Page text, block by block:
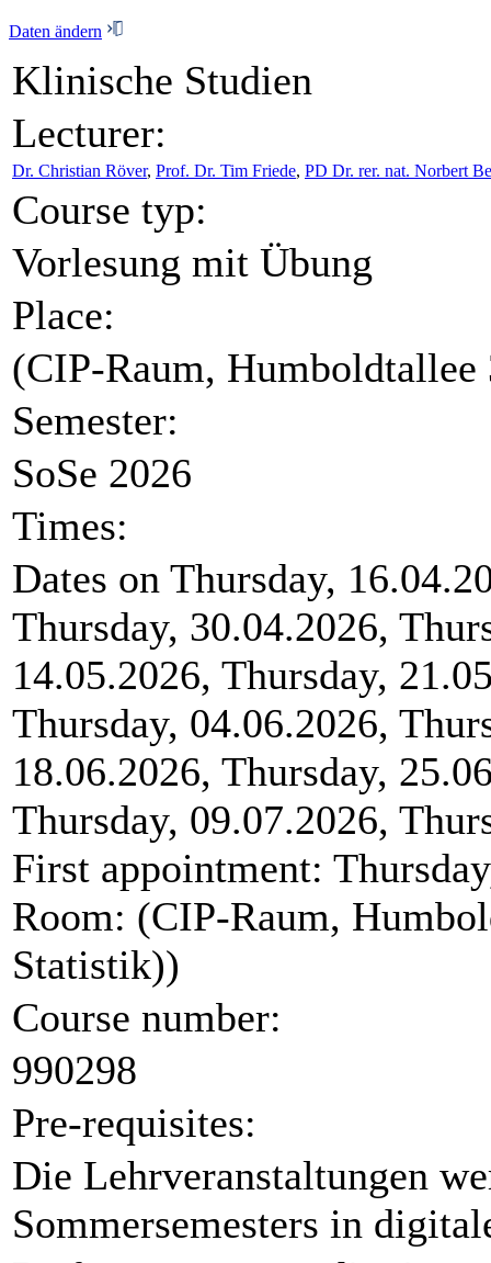
Daten ändern
Klinische Studien
Lecturer:
Dr. Christian Röver, Prof. Dr. Tim Friede, PD Dr. rer. nat. Norbert
Course typ:
Vorlesung mit Übung
Place:
(CIP-Raum,
Semester:
SoSe 2026
Times:
Dates on Thursday,
Thursday, 30.04.2026,
14.05.2026, Thursday,
Thursday, 04.06.2026,
18.06.2026, Thursday,
Thursday, 09.07.2026,
First appointment:
Room: (CIP-Raum,
Statistik))
Course number:
990298
Pre-requisites:
Die Lehrveranstaltungen
Sommersemesters in